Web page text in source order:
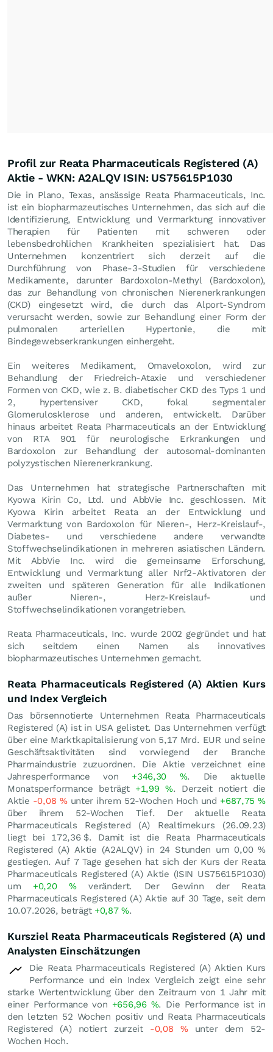
Profil zur Reata Pharmaceuticals Registered (A)
Aktie - WKN: A2ALQV ISIN: US75615P1030
Die in Plano, Texas, ansässige Reata Pharmaceuticals, Inc.
ist ein biopharmazeutisches Unternehmen, das sich auf die
Identifizierung, Entwicklung und Vermarktung innovativer
Therapien für Patienten mit schweren oder
lebensbedrohlichen Krankheiten spezialisiert hat. Das
Unternehmen konzentriert sich derzeit auf die
Durchführung von Phase-3-Studien für verschiedene
Medikamente, darunter Bardoxolon-Methyl (Bardoxolon),
das zur Behandlung von chronischen Nierenerkrankungen
(CKD) eingesetzt wird, die durch das Alport-Syndrom
verursacht werden, sowie zur Behandlung einer Form der
pulmonalen arteriellen Hypertonie, die mit
Bindegewebserkrankungen einhergeht.
Ein weiteres Medikament, Omaveloxolon, wird zur
Behandlung der Friedreich-Ataxie und verschiedener
Formen von CKD, wie z. B. diabetischer CKD des Typs 1 und
2, hypertensiver CKD, fokal segmentaler
Glomerulosklerose und anderen, entwickelt. Darüber
hinaus arbeitet Reata Pharmaceuticals an der Entwicklung
von RTA 901 für neurologische Erkrankungen und
Bardoxolon zur Behandlung der autosomal-dominanten
polyzystischen Nierenerkrankung.
Das Unternehmen hat strategische Partnerschaften mit
Kyowa Kirin Co, Ltd. und AbbVie Inc. geschlossen. Mit
Kyowa Kirin arbeitet Reata an der Entwicklung und
Vermarktung von Bardoxolon für Nieren-, Herz-Kreislauf-,
Diabetes- und verschiedene andere verwandte
Stoffwechselindikationen in mehreren asiatischen Ländern.
Mit AbbVie Inc. wird die gemeinsame Erforschung,
Entwicklung und Vermarktung aller Nrf2-Aktivatoren der
zweiten und späteren Generation für alle Indikationen
außer Nieren-, Herz-Kreislauf- und
Stoffwechselindikationen vorangetrieben.
Reata Pharmaceuticals, Inc. wurde 2002 gegründet und hat
sich seitdem einen Namen als innovatives
biopharmazeutisches Unternehmen gemacht.
Reata Pharmaceuticals Registered (A) Aktien Kurs
und Index Vergleich
Das börsennotierte Unternehmen Reata Pharmaceuticals
Registered (A) ist in USA gelistet. Das Unternehmen verfügt
über eine Marktkapitalisierung von 5,17 Mrd. EUR und seine
Geschäftsaktivitäten sind vorwiegend der Branche
Pharmaindustrie zuzuordnen. Die Aktie verzeichnet eine
Jahresperformance von +346,30 %. Die aktuelle
Monatsperformance beträgt +1,99%. Derzeit notiert die
Aktie -0,08 %unter ihrem 52-Wochen Hoch und +687,75%
über ihrem 52-Wochen Tief. Der aktuelle Reata
Pharmaceuticals Registered (A) Realtimekurs (26.09.23)
liegt bei 172,36 $. Damit ist die Reata Pharmaceuticals
Registered (A) Aktie (A2ALQV) in 24 Stunden um 0,00%
gestiegen. Auf 7 Tage gesehen hat sich der Kurs der Reata
Pharmaceuticals Registered (A) Aktie (ISIN US75615P1030)
um +0,20 %verändert. Der Gewinn der Reata
Pharmaceuticals Registered (A) Aktie auf 30 Tage, seit dem
10.07.2026, beträgt +0,87%.
Kursziel Reata Pharmaceuticals Registered (A) und
Analysten Einschätzungen
Die Reata Pharmaceuticals Registered (A) Aktien Kurs
Performance und ein Index Vergleich zeigt eine sehr
starke Wertentwicklung über den Zeitraum von 1 Jahr mit
einer Performance von +656,96 %. Die Performance ist in
den letzten 52 Wochen positiv und Reata Pharmaceuticals
Registered (A) notiert zurzeit -0,08 %unter dem 52-
Wochen Hoch.